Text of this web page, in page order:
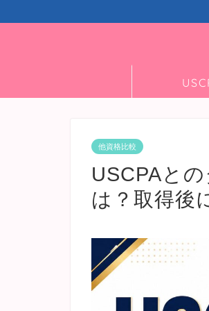
他資格比較
USCPAと
は？取得後